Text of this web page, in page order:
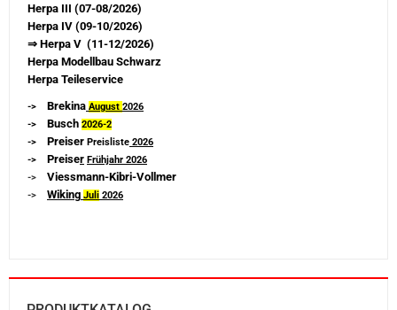
Herpa III (07-08/2026)
Herpa IV (09-10/2026)
⇒ Herpa V (11-12/2026)
Herpa Modellbau Schwarz
Herpa Teileservice
-> Brekina August 2026
-> Busch 2026-2
-> Preiser Preisliste 2026
-> Preiser Frühjahr 2026
-> Viessmann-Kibri-Vollmer
-> Wiking Juli 2026